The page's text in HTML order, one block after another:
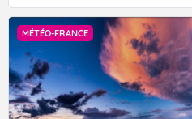
et qualifier les épisodes de chaleur
sanitaires et socio-économiques
MÉTÉO-FRANCE